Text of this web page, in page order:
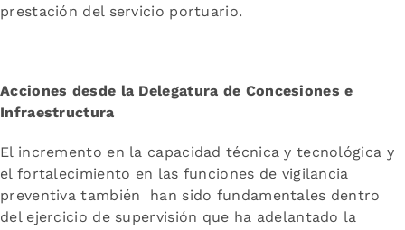
prestación del servicio portuario.
Acciones desde la Delegatura de Concesiones e
Infraestructura
El incremento en la capacidad técnica y tecnológica y
el fortalecimiento en las funciones de vigilancia
preventiva también han sido fundamentales dentro
del ejercicio de supervisión que ha adelantado la